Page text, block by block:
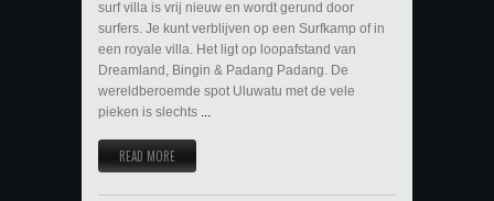
surf villa is vrij nieuw en wordt gerund door
surfers. Je kunt verblijven op een Surfkamp of in
een royale villa. Het ligt op loopafstand van
Dreamland, Bingin & Padang Padang. De
wereldberoemde spot Uluwatu met de vele
pieken is slechts ...
READ MORE